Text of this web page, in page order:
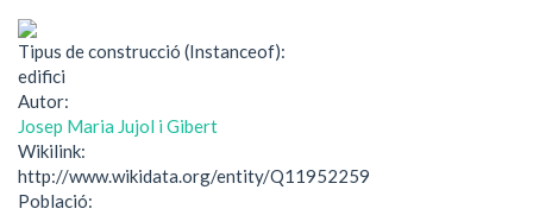
Tipus de construcció (Instanceof):
edifici
Autor:
Josep Maria Jujol i Gibert
Wikilink:
http://www.wikidata.org/entity/Q11952259
Població: